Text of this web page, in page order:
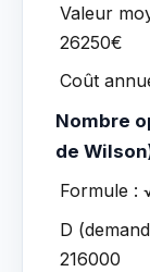
Valeur
26250€
Coût
Nombre
de
Formule :
D
216000